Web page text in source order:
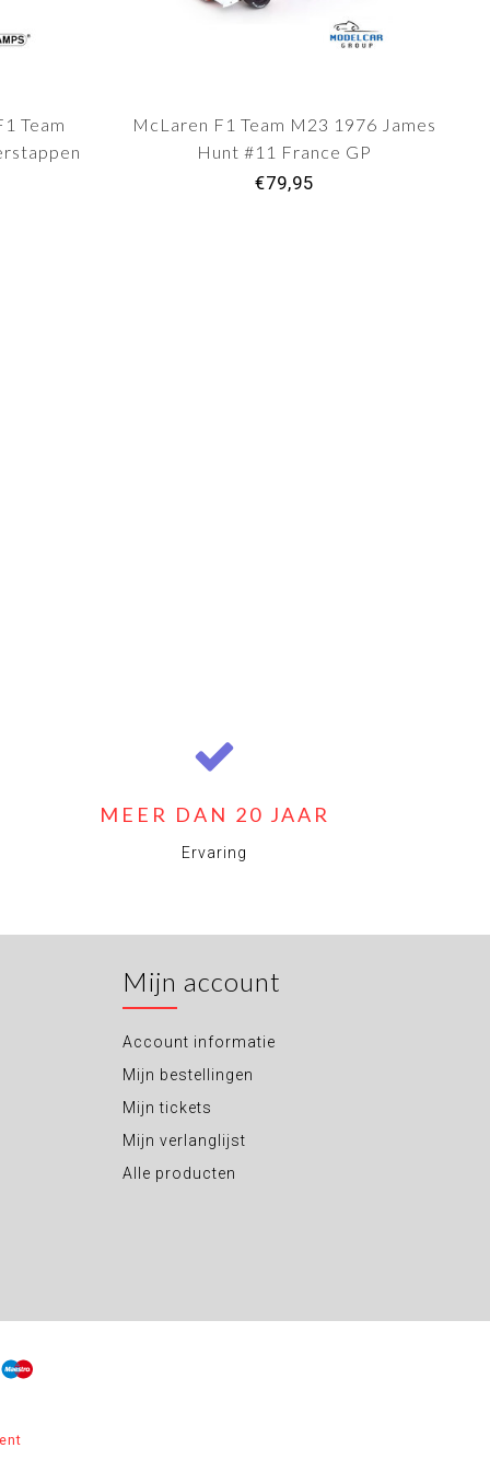
Team
McLaren F1 Team M23 1976 James
Hunt #11 France GP
€79,95
MEER DAN 20 JAAR
Ervaring
Mijn account
Account informatie
Mijn bestellingen
Mijn tickets
Mijn verlanglijst
Alle producten